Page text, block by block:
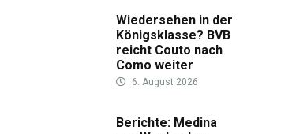
Wiedersehen in der
Königsklasse? BVB
reicht Couto nach
Como weiter
6. August 2026
Berichte: Medina